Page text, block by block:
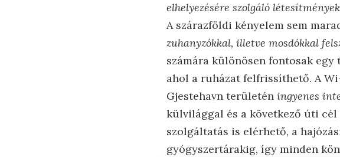
elhelyezésére szolgáló létesítmények
A szárazföldi kényelem sem
zuhanyzókkal, illetve mosdókkal
számára különösen fontosak
ahol a ruházat felfrissíthető. A
Gjestehavn területén ingyenes
külvilággal és a következő úti cél
szolgáltatás is elérhető, a
gyógyszertárakig, így minden